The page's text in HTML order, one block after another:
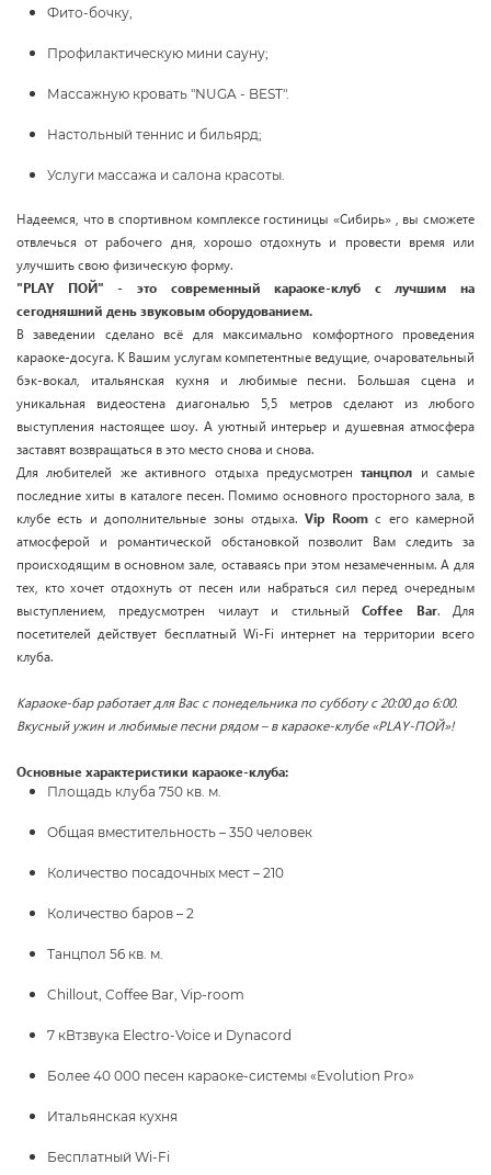
Фито-бочку,
Профилактическую мини сауну;
Массажную кровать "NUGA - BEST".
Настольный теннис и бильярд;
Услуги массажа и салона красоты.
Надеемся, что в спортивном комплексе гостиницы «Сибирь» , вы сможете
отвлечься от рабочего дня, хорошо отдохнуть и провести время или
улучшить свою физическую форму.
"PLAY ПОЙ" - это современный караоке-клуб с лучшим на
сегодняшний день звуковым оборудованием.
В заведении сделано всё для максимально комфортного проведения
караоке-досуга. К Вашим услугам компетентные ведущие, очаровательный
бэк-вокал, итальянская кухня и любимые песни. Большая сцена и
уникальная видеостена диагональю 5,5 метров сделают из любого
выступления настоящее шоу. А уютный интерьер и душевная атмосфера
заставят возвращаться в это место снова и снова.
Для любителей же активного отдыха предусмотрентанцпол и самые
последние хиты в каталоге песен. Помимо основного просторного зала, в
клубе есть и дополнительные зоны отдыха.Vip Roomс его камерной
атмосферой и романтической обстановкой позволит Вам следить за
происходящим в основном зале, оставаясь при этом незамеченным. А для
тех, кто хочет отдохнуть от песен или набраться сил перед очередным
выступлением, предусмотрен чилаут и стильныйCoffee Bar. Для
посетителей действует бесплатный Wi-Fi интернет на территории всего
клуба.
Караоке-бар работает для Вас с понедельника по субботу с 20:00 до 6:00.
Вкусный ужин и любимые песни рядом – в караоке-клубе «PLAY-ПОЙ»!
Основные характеристики караоке-клуба:
Площадь клуба 750 кв. м.
Общая вместительность – 350 человек
Количество посадочных мест – 210
Количество баров – 2
Танцпол 56 кв. м.
Chillout, Coffee Bar, Vip-room
7 кВтзвука Electro-Voice и Dynacord
Более 40 000 песен караоке-системы «Evolution Pro»
Итальянская кухня
Бесплатный Wi-Fi